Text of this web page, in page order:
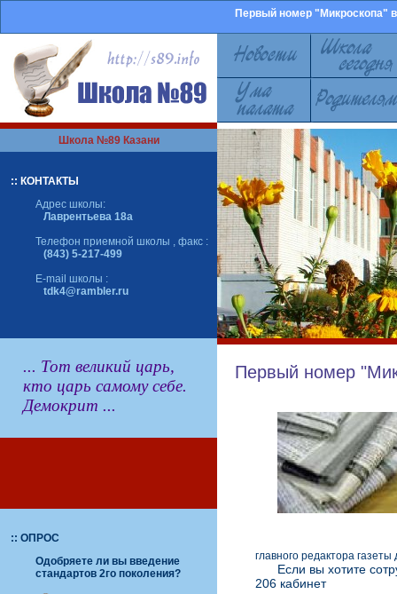
Первый номер "Микроскопа"
Школа №89 Казани
:: КОНТАКТЫ
Адрес школы:
Лаврентьева 18а
Телефон приемной школы , факс :
(843) 5-217-499
E-mail школы :
tdk4@rambler.ru
... Тот великий царь,
кто царь самому себе.
Демокрит ...
:: ОПРОС
Одобряете ли вы введение
стандартов 2го поколения?
Первый номер
главного редактора
Если вы хотите
206 кабинет